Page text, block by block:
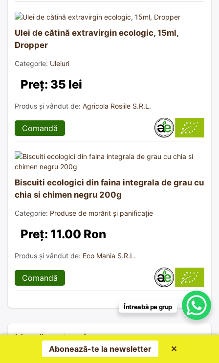
Ulei de cătină extravirgin ecologic, 15ml,
Dropper
Categorie: Uleiuri
Preț: 35 lei
Produs și vândut de: Agricola Rosiile S.R.L.
Comandă
Biscuiti ecologici din faina integrala de grau cu
chia si chimen negru 200g
Categorie: Produse de morărit și panificație
Preț: 11.00 Ron
Produs și vândut de: Eco Mania S.R.L.
Comandă
Urmărește și…
Abonează-te la newsletter ✕
Întreabă pe grup